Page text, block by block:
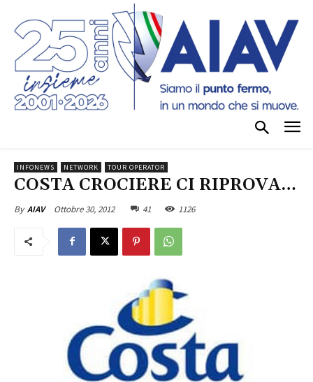
INFONEWS NETWORK TOUR OPERATOR
COSTA CROCIERE CI RIPROVA…
By AIAV Ottobre 30, 2012 41 1126